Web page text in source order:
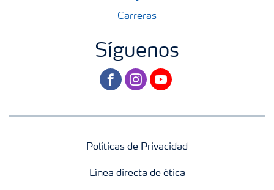
Carreras
Síguenos
facebookinstagram
youtube
Políticas de Privacidad
Línea directa de ética